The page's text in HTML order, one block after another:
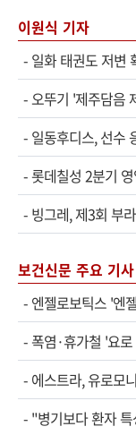
이원식 기자
- 일화 태권도 저변
-오뚜기 '제주담음
- 일동후디스, 선수
-롯데칠성 2분기
- 빙그레, 제3회 부
보건신문 주요 기사
- 엔젤로보틱스 '엔젤렉
- 폭염·휴가철 '요
- 에스트라, 유로모
- "병기보다 환자 특